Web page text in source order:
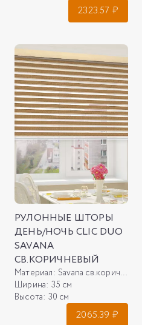
2323.57 ₽
РУЛОННЫЕ ШТОРЫ
ДЕНЬ/НОЧЬ CLIC DUO
SAVANA
СВ.КОРИЧНЕВЫЙ
Материал: Savana св.коричневый
Ширина: 35 см
Высота: 30 см
2065.39 ₽